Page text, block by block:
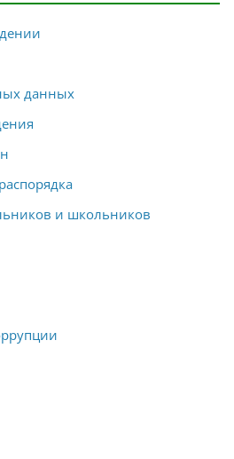
данных
и школьников